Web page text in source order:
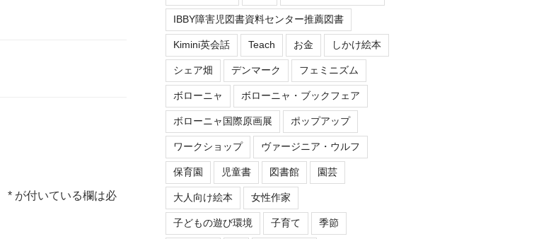
* が付いている欄は必
IBBY障害児図書資料センター推薦図書
Kimini英会話 Teach お金 しかけ絵本
シェア畑 デンマーク フェミニズム
ボローニャ ボローニャ・ブックフェア
ボローニャ国際原画展 ポップアップ
ワークショップ ヴァージニア・ウルフ
保育園 児童書 図書館 園芸
大人向け絵本 女性作家
子どもの遊び環境 子育て 季節